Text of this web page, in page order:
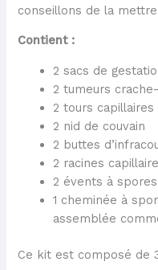
conseillons de la
Contient :
2 sacs de
2 tumeurs
2 tours capillaires
2 nid de couvain
2 buttes
2 racines
2 évents à spores
1 cheminée à
assemblée
Ce kit est composé de